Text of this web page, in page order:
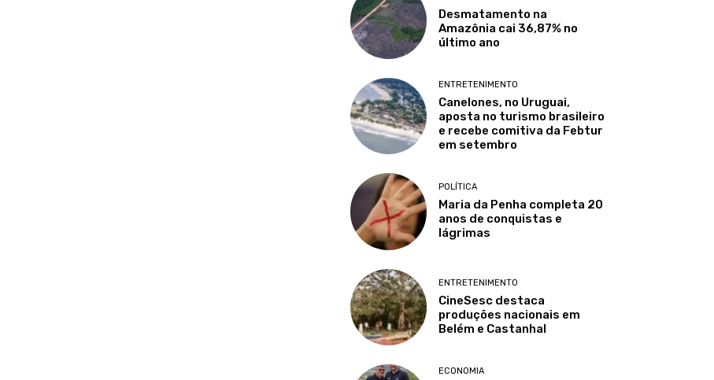
Desmatamento na
Amazônia cai 36,87% no
último ano
ENTRETENIMENTO
Canelones, no Uruguai,
aposta no turismo brasileiro
e recebe comitiva da Febtur
em setembro
POLÍTICA
Maria da Penha completa 20
anos de conquistas e
lágrimas
ENTRETENIMENTO
CineSesc destaca
produções nacionais em
Belém e Castanhal
ECONOMIA